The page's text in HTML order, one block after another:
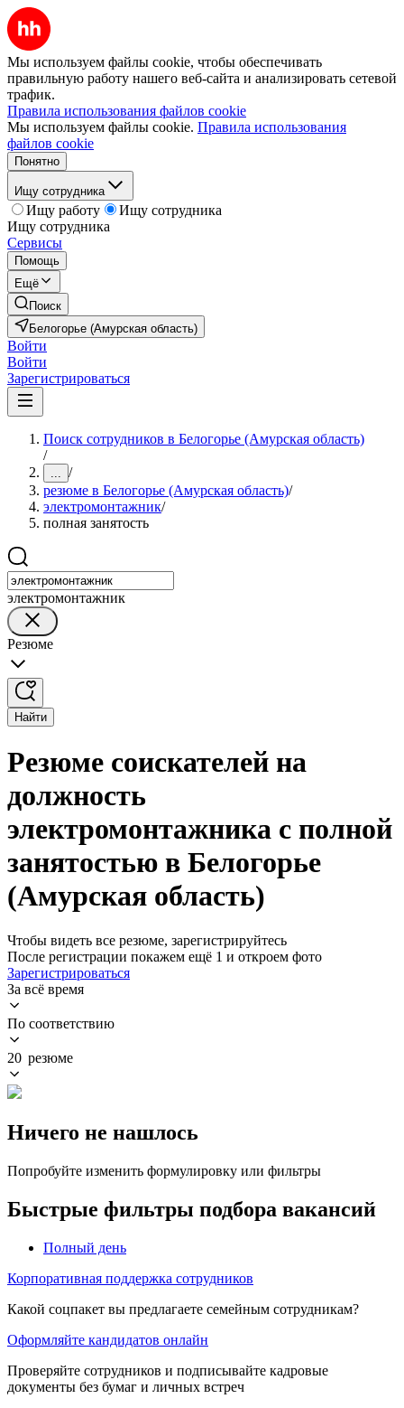
Мы используем файлы cookie, чтобы обеспечивать
правильную работу нашего веб-сайта и анализировать сетевой
трафик.
Правила использования файлов cookie
Мы используем файлы cookie. Правила использования
файлов cookie
Понятно
Ищу сотрудника
Ищу работу
Ищу сотрудника
Ищу сотрудника
Сервисы
Помощь
Ещё
Поиск
Белогорье (Амурская область)
Войти
Войти
Зарегистрироваться
Поиск сотрудников в Белогорье (Амурская область)
/
... /
резюме в Белогорье (Амурская область)/
электромонтажник/
полная занятость
электромонтажник
Резюме
Найти
Резюме соискателей на
должность
электромонтажника с полной
занятостью в Белогорье
(Амурская область)
Чтобы видеть все резюме, зарегистрируйтесь
После регистрации покажем ещё 1 и откроем фото
Зарегистрироваться
За всё время
По соответствию
20 резюме
Ничего не нашлось
Попробуйте изменить формулировку или фильтры
Быстрые фильтры подбора вакансий
Полный день
Корпоративная поддержка сотрудников
Какой соцпакет вы предлагаете семейным сотрудникам?
Оформляйте кандидатов онлайн
Проверяйте сотрудников и подписывайте кадровые
документы без бумаг и личных встреч